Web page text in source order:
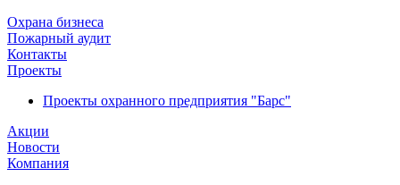
Охрана бизнеса
Пожарный аудит
Контакты
Проекты
Проекты охранного предприятия "Барс"
Акции
Новости
Компания